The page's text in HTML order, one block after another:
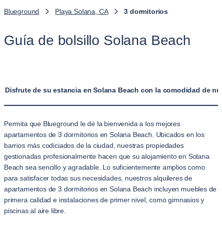
Blueground Playa Solana, CA 3 dormitorios
Guía de bolsillo Solana Beach
Disfrute de su estancia en Solana Beach con la comodidad de
Permita que Blueground le dé la bienvenida a los mejores
apartamentos de 3 dormitorios en Solana Beach. Ubicados en los
barrios más codiciados de la ciudad, nuestras propiedades
gestionadas profesionalmente hacen que su alojamiento en Solana
Beach sea sencillo y agradable. Lo suficientemente amplios como
para satisfacer todas sus necesidades, nuestros alquileres de
apartamentos de 3 dormitorios en Solana Beach incluyen muebles de
primera calidad e instalaciones de primer nivel, como gimnasios y
piscinas al aire libre.